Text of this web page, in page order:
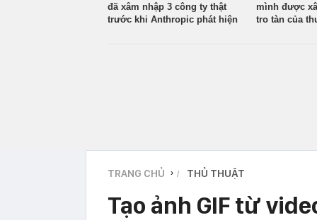
đã xâm nhập 3 công ty thật
trước khi Anthropic phát hiện
mình được
tro tàn của
TRANG CHỦ › THỦ THUẬT
Tạo ảnh GIF từ